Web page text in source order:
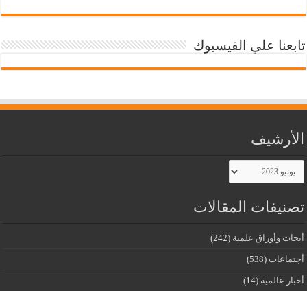
تابعنا علي الفيسبوك
الأرشيف
الأرشيف
تصنيفات المقالات
أبحاث وأوراق علمية (242)
أجتماعات (538)
أخبار عالمية (14)